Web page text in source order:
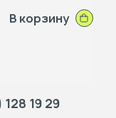
В корзину
19 29